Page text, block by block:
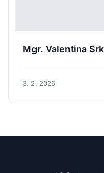
Mgr. Valentina
3. 2. 2026